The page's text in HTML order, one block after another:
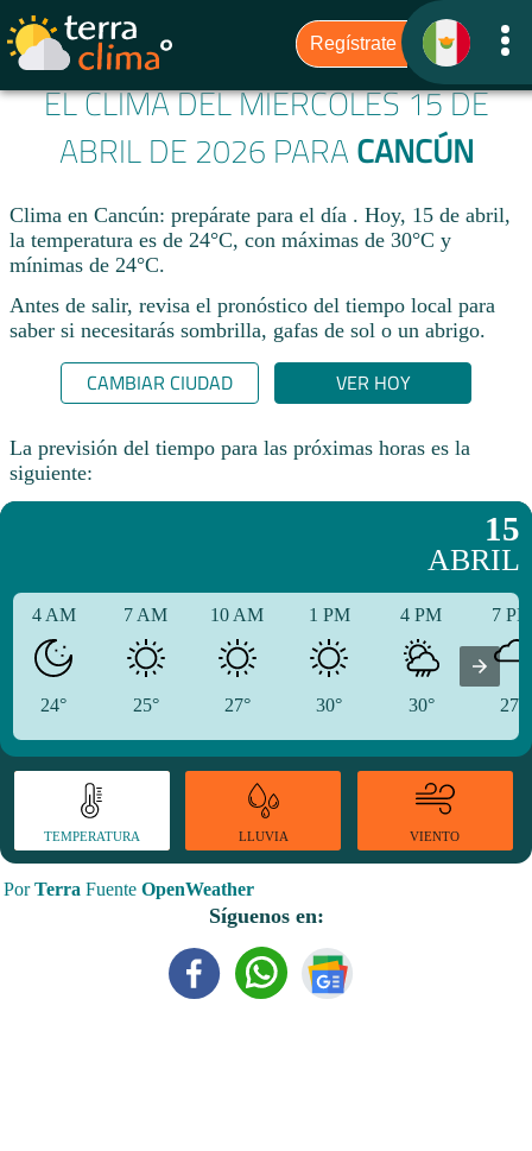
EL CLIMA DEL MIÉRCOLES 15 DE
ABRIL DE 2026 PARA CANCÚN
Clima en Cancún: prepárate para el día . Hoy, 15 de abril,
la temperatura es de 24°C, con máximas de 30°C y
mínimas de 24°C.
Antes de salir, revisa el pronóstico del tiempo local para
saber si necesitarás sombrilla, gafas de sol o un abrigo.
CAMBIAR CIUDAD VER HOY
La previsión del tiempo para las próximas horas es la
siguiente:
15
ABRIL
4 AM
24°
7 AM
25°
10 AM
27°
1 PM
30°
4 PM
30°
7
27°
TEMPERATURA LLUVIA VIENTO
PorTerra Fuente OpenWeather
Síguenos en: